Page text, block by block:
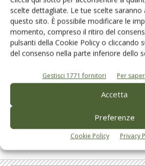
scelte dettagliate. Le tue scelte
questo sito. È possibile modificare le
momento, compreso il ritiro del
pulsanti della Cookie Policy o cliccando
del consenso nella parte inferiore dello
Gestisci 1771 fornitori Per
Accetta
Preferenze
Cookie Policy Privacy
L'Esperto
I consigli di Terra e Vita agli
Cerca adesso